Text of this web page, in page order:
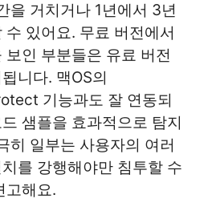
을 거치거나 1년에서 3년
있어요. 무료 버전에서
인 부분들은 유료 버전
니다. 맥OS의
기능과도 잘 연동되
샘플을 효과적으로 탐지
히 일부는 사용자의 여러
를 강행해야만 침투할 수
고해요.